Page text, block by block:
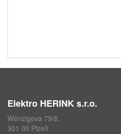
Elektro HERINK s.r.o.
Wenzigova 79/8,
301 00 Plzeň